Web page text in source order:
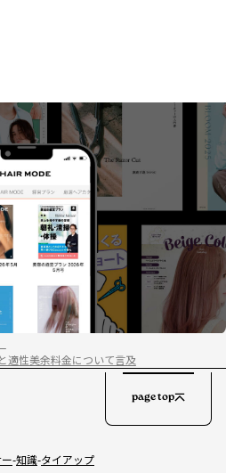
適性美余料金について言及
知識 タイアップ
page top